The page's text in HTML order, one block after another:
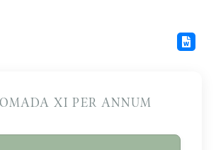
XI PER ANNUM